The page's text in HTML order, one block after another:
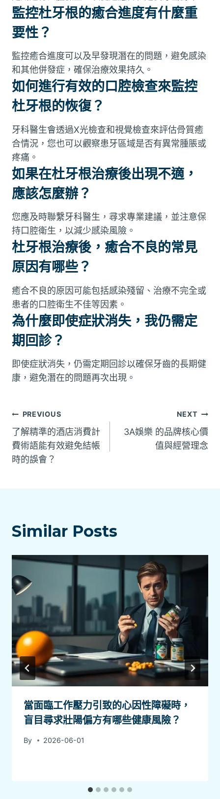
監控杜牙根的癒合進度有什麼重
要性？
監控癒合進度可以及早發現潛在的問題，避免感染
和其他併發症，確保治療效果持久。
如何進行有效的口腔檢查來監控
杜牙根的恢復？
牙科醫生會透過X光檢查和視覺檢查來評估骨質癒
合情況，您也可以觀察患牙區域是否有異常腫脹或
疼痛。
如果在杜牙根治療後出現不適，
應該怎麼辦？
您應及時聯繫牙科醫生，尋求專業建議，並注意保
持口腔衛生，以減少感染風險。
杜牙根治療後，癒合不良的常見
原因有哪些？
癒合不良的原因可能包括感染殘留、治療不完全或
患者的口腔衛生不佳等因素。
為什麼即使症狀消失，我仍需定
期回診？
即使症狀消失，仍需定期回診以確保牙齒的長期健
康，避免潛在的問題再次出現。
文
章
導
PREVIOUS
了解精準的酒店消費計
費術語能有效避免結帳
時的誤會？
NEXT
3A娛樂 的品牌核心價
值與經營理念
Similar Posts
當面臨工作壓力引致的心因性障礙時，
盲目尋求壯陽偏方有哪些健康風險？
By 2026-06-01